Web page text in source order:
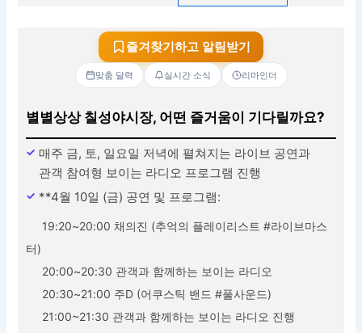
즐겨찾기하고 알림받기
맞춤 달력 실시간 소식 리마인더
별별상상 칠성야시장, 어떤 즐거움이 기다릴까요?
매주 금, 토, 일요일 저녁에 펼쳐지는 라이브 공연과
관객 참여형 보이는 라디오 프로그램 진행
**4월 10일 (금) 공연 및 프로그램:
19:20~20:00 채의진 (추억의 플레이리스트 #라이브마스
터)
20:00~20:30 관객과 함께하는 보이는 라디오
20:30~21:00 주D (어쿠스틱 밴드 #풀사운드)
21:00~21:30 관객과 함께하는 보이는 라디오 진행